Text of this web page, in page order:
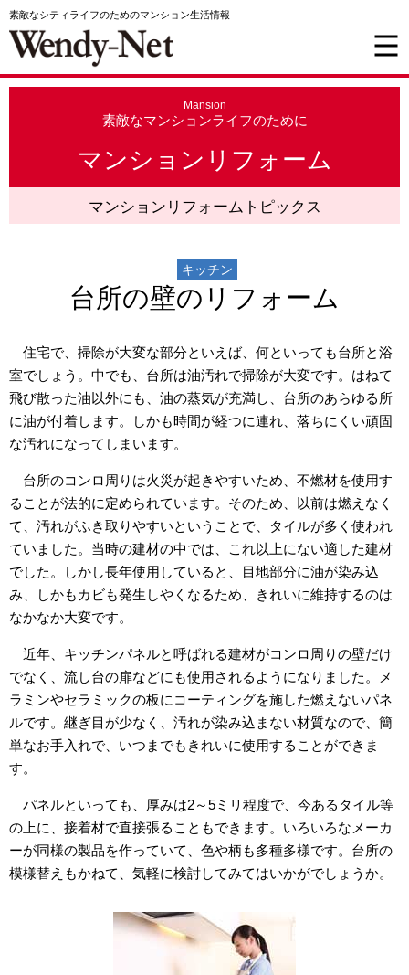
素敵なシティライフのためのマンション生活情報
Mansion
素敵なマンションライフのために
マンションリフォーム
マンションリフォームトピックス
キッチン
台所の壁のリフォーム
住宅で、掃除が大変な部分といえば、何といっても台所と浴
室でしょう。中でも、台所は油汚れで掃除が大変です。はねて
飛び散った油以外にも、油の蒸気が充満し、台所のあらゆる所
に油が付着します。しかも時間が経つに連れ、落ちにくい頑固
な汚れになってしまいます。
台所のコンロ周りは火災が起きやすいため、不燃材を使用す
ることが法的に定められています。そのため、以前は燃えなく
て、汚れがふき取りやすいということで、タイルが多く使われ
ていました。当時の建材の中では、これ以上にない適した建材
でした。しかし長年使用していると、目地部分に油が染み込
み、しかもカビも発生しやくなるため、きれいに維持するのは
なかなか大変です。
近年、キッチンパネルと呼ばれる建材がコンロ周りの壁だけ
でなく、流し台の扉などにも使用されるようになりました。メ
ラミンやセラミックの板にコーティングを施した燃えないパネ
ルです。継ぎ目が少なく、汚れが染み込まない材質なので、簡
単なお手入れで、いつまでもきれいに使用することができま
す。
パネルといっても、厚みは2～5ミリ程度で、今あるタイル等
の上に、接着材で直接張ることもできます。いろいろなメーカ
ーが同様の製品を作っていて、色や柄も多種多様です。台所の
模様替えもかねて、気軽に検討してみてはいかがでしょうか。